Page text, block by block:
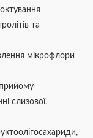
та
мікрофлори
прийому
слизової.